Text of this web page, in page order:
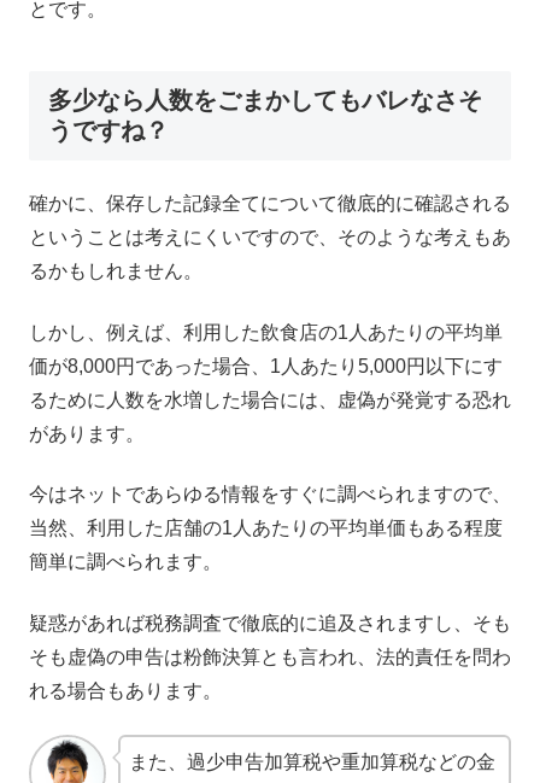
とです。
多少なら人数をごまかしてもバレなさそ
うですね？
確かに、保存した記録全てについて徹底的に確認される
ということは考えにくいですので、そのような考えもあ
るかもしれません。
しかし、例えば、利用した飲食店の1人あたりの平均単
価が8,000円であった場合、1人あたり5,000円以下にす
るために人数を水増した場合には、虚偽が発覚する恐れ
があります。
今はネットであらゆる情報をすぐに調べられますので、
当然、利用した店舗の1人あたりの平均単価もある程度
簡単に調べられます。
疑惑があれば税務調査で徹底的に追及されますし、そも
そも虚偽の申告は粉飾決算とも言われ、法的責任を問わ
れる場合もあります。
また、過少申告加算税や重加算税などの金